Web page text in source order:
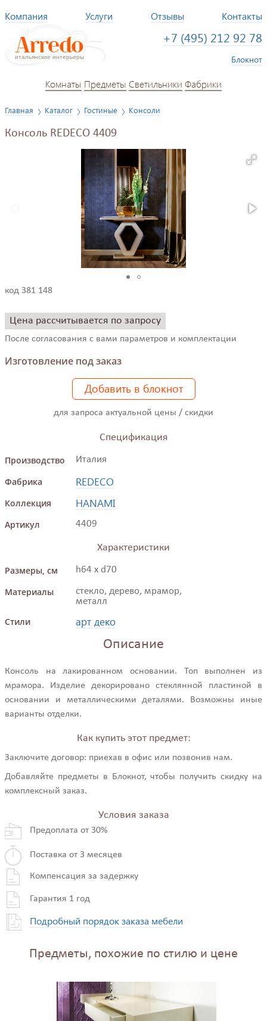
Компания Услуги Отзывы Контакты
+7 (495) 212 92 78
Блокнот
Комнаты Предметы Светильники Фабрики
Главная Каталог Гостиные Консоли
Консоль REDECO 4409
код 381 148
Цена рассчитывается по запросу
После согласования с вами параметров и комплектации
Изготовление под заказ
Добавить в блокнот
для запроса актуальной цены / скидки
Спецификация
Производство
Италия
Фабрика REDECO
Коллекция HANAMI
Артикул 4409
Характеристики
Размеры, см
h64 x d70
Материалы
стекло, дерево, мрамор,
металл
Стили арт деко
Описание
Консоль на лакированном основании. Топ выполнен из
мрамора. Изделие декорировано стеклянной пластиной в
основании и металлическими деталями. Возможны иные
варианты отделки.
Как купить этот предмет:
Заключите договор: приехав в офис или позвонив нам.
Добавляйте предметы в Блокнот, чтобы получить скидку на
комплексный заказ.
Условия заказа
Предоплата от 30%
Поставка от 3 месяцев
Компенсация за задержку
Гарантия 1 год
Подробный порядок заказа мебели
Предметы, похожие по стилю и цене